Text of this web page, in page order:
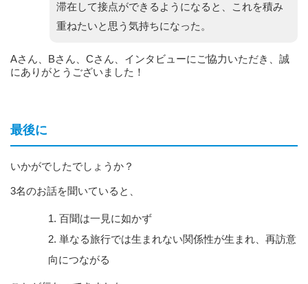
滞在して接点ができるようになると、これを積み
重ねたいと思う気持ちになった。
Aさん、Bさん、Cさん、インタビューにご協力いただき、誠
にありがとうございました！
最後に
いかがでしたでしょうか？
3名のお話を聞いていると、
百聞は一見に如かず
単なる旅行では生まれない関係性が生まれ、再訪意
向につながる